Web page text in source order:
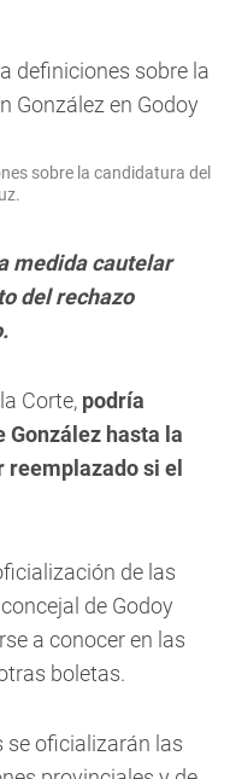
sobre la candidatura del
medida cautelar
del rechazo
Corte, podría
González hasta la
si el
de las
de Godoy
a conocer en las
boletas.
se oficializarán las